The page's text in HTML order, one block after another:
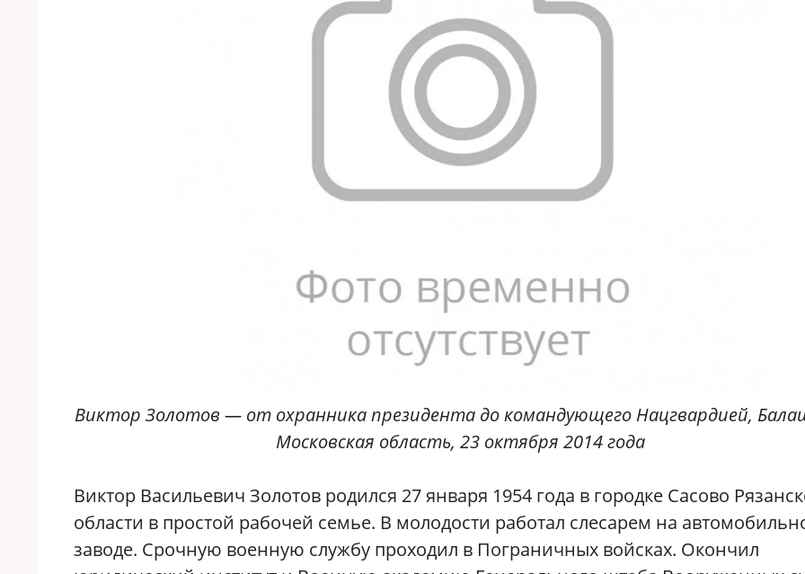
Виктор Золотов — от охранника президента до командующего Нацгвардией,
Московская область, 23 октября 2014 года
Виктор Васильевич Золотов родился 27 января 1954 года в городке Сасово
области в простой рабочей семье. В молодости работал слесарем на
заводе. Срочную военную службу проходил в Пограничных войсках. Окончил